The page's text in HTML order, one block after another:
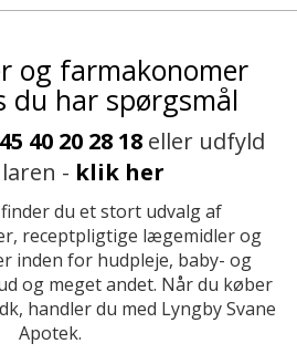
og farmakonomer
du har spørgsmål
40 20 28 18eller udfyld
- klik her
du et stort udvalg af
receptpligtige lægemidler og
inden for hudpleje, baby- og
og meget andet. Når du køber
handler du med Lyngby Svane
Apotek.